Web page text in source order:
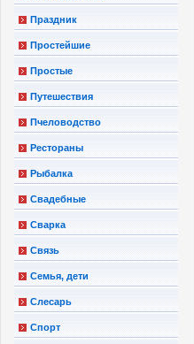
Праздник
Простейшие
Простые
Путешествия
Пчеловодство
Рестораны
Рыбалка
Свадебные
Сварка
Связь
Семья, дети
Слесарь
Спорт